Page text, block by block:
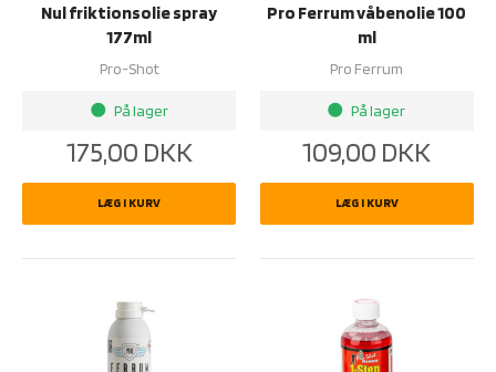
Nul friktionsolie spray
177ml
Pro-Shot
brightness_1 På lager
175,00 DKK
LÆG I KURV
Pro Ferrum våbenolie 100
ml
Pro Ferrum
brightness_1 På lager
109,00 DKK
LÆG I KURV